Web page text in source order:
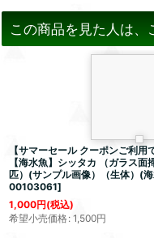
この商品を見た人は、
【サマーセール クーポンご利用
【海水魚】シッタカ （ガラス
匹）(サンプル画像）（生体）(海
00103061]
1,000円(税込)
希望小売価格: 1,500円